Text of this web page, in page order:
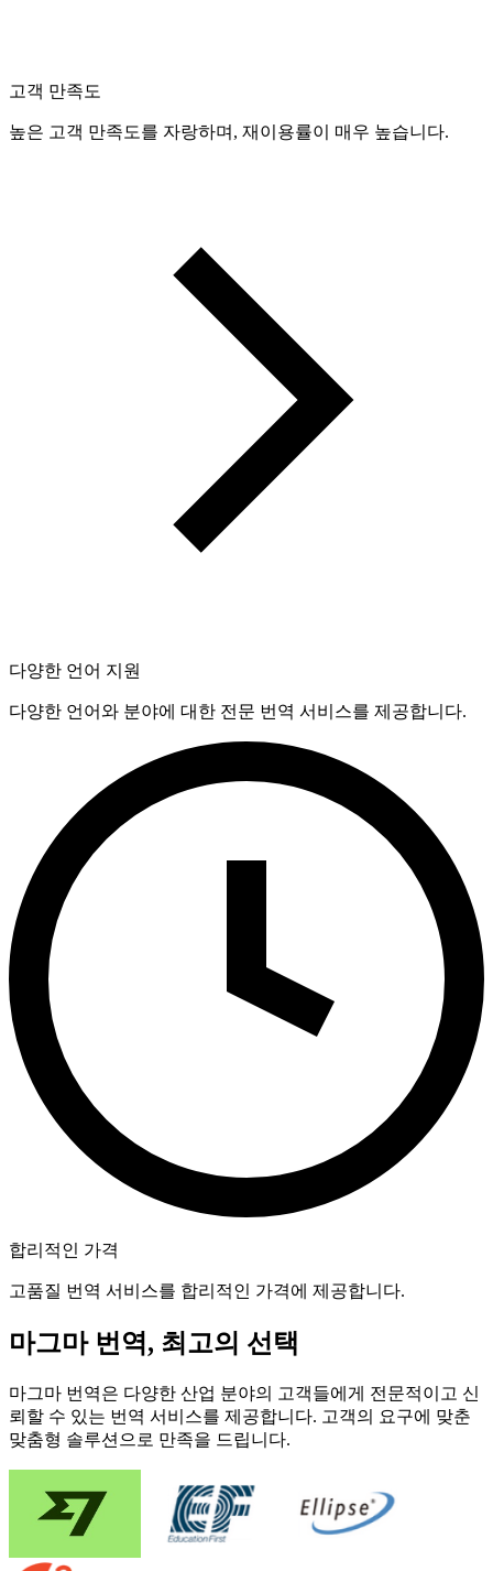
고객 만족도
높은 고객 만족도를 자랑하며, 재이용률이 매우 높습니다.
다양한 언어 지원
다양한 언어와 분야에 대한 전문 번역 서비스를 제공합니다.
합리적인 가격
고품질 번역 서비스를 합리적인 가격에 제공합니다.
마그마 번역, 최고의 선택
마그마 번역은 다양한 산업 분야의 고객들에게 전문적이고 신
뢰할 수 있는 번역 서비스를 제공합니다. 고객의 요구에 맞춘
맞춤형 솔루션으로 만족을 드립니다.